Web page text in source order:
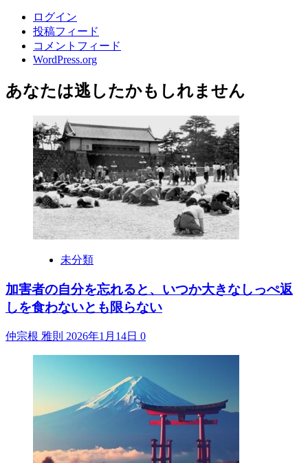
ログイン
投稿フィード
コメントフィード
WordPress.org
あなたは逃したかもしれません
未分類
加害者の自分を忘れると、いつか大きなしっぺ返
しを食わないとも限らない
仲宗根 雅則 2026年1月14日 0